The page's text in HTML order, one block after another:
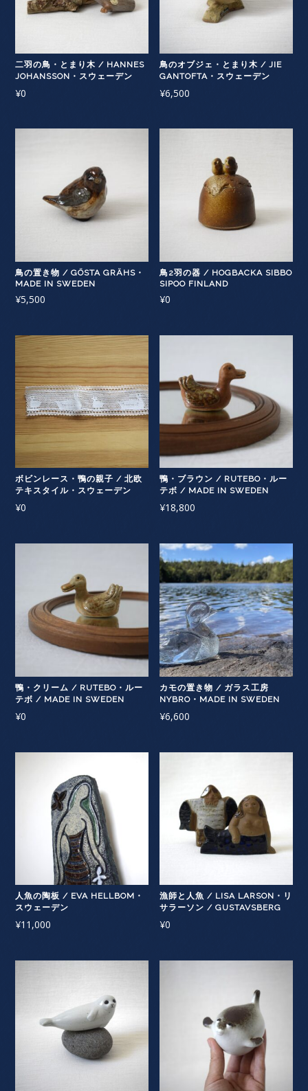
二羽の鳥・とまり木 / HANNES
JOHANSSON・スウェーデン
¥0
鳥のオブジェ・とまり木 / JIE
GANTOFTA・スウェーデン
¥6,500
鳥の置き物 / GÖSTA GRÄHS・
MADE IN SWEDEN
¥5,500
鳥2羽の器 / HOGBACKA SIBBO
SIPOO FINLAND
¥0
ボビンレース・鴨の親子 / 北欧
テキスタイル・スウェーデン
¥0
鴨・ブラウン / RUTEBO・ルー
テボ / MADE IN SWEDEN
¥18,800
鴨・クリーム / RUTEBO・ルー
テボ / MADE IN SWEDEN
¥0
カモの置き物 / ガラス工房
NYBRO・MADE IN SWEDEN
¥6,600
人魚の陶板 / EVA HELLBOM・
スウェーデン
¥11,000
漁師と人魚 / LISA LARSON・リ
サラーソン / GUSTAVSBERG
¥0